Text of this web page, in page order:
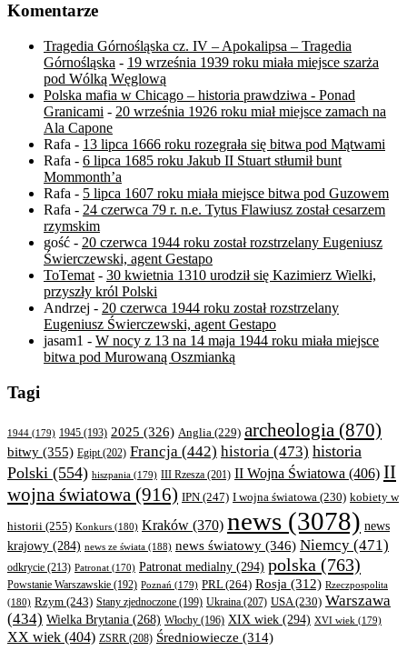
Komentarze
Tragedia Górnośląska cz. IV – Apokalipsa – Tragedia
Górnośląska - 19 września 1939 roku miała miejsce szarża
pod Wólką Węglową
Polska mafia w Chicago – historia prawdziwa - Ponad
Granicami - 20 września 1926 roku miał miejsce zamach na
Ala Capone
Rafa - 13 lipca 1666 roku rozegrała się bitwa pod Mątwami
Rafa - 6 lipca 1685 roku Jakub II Stuart stłumił bunt
Mommonth’a
Rafa - 5 lipca 1607 roku miała miejsce bitwa pod Guzowem
Rafa - 24 czerwca 79 r. n.e. Tytus Flawiusz został cesarzem
rzymskim
gość - 20 czerwca 1944 roku został rozstrzelany Eugeniusz
Świerczewski, agent Gestapo
ToTemat - 30 kwietnia 1310 urodził się Kazimierz Wielki,
przyszły król Polski
Andrzej - 20 czerwca 1944 roku został rozstrzelany
Eugeniusz Świerczewski, agent Gestapo
jasam1 - W nocy z 13 na 14 maja 1944 roku miała miejsce
bitwa pod Murowaną Oszmianką
Tagi
1944 (179) 1945 (193) 2025 (326) Anglia (229) archeologia (870)
bitwy (355) Egipt(202) Francja (442) historia (473) historia
Polski (554) hiszpania (179) III Rzesza (201) II Wojna Światowa (406) II
wojna światowa (916) IPN (247) I wojna światowa (230) kobiety w
historii (255) Konkurs (180) Kraków (370) news (3078) news
krajowy (284) news ze świata (188) news światowy (346) Niemcy (471)
odkrycie (213) Patronat (170) Patronat medialny (294) polska (763)
Powstanie Warszawskie (192) Poznań (179) PRL(264) Rosja (312) Rzeczpospolita
(180) Rzym (243) Stany zjednoczone (199) Ukraina (207) USA(230) Warszawa
(434) Wielka Brytania (268) Włochy (196) XIX wiek (294) XVI wiek (179)
XX wiek (404) ZSRR (208) Średniowiecze (314)